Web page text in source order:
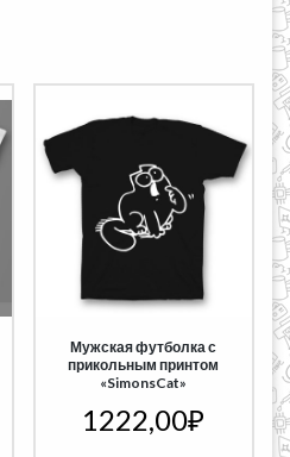
Мужская футболка с
прикольным принтом
«SimonsCat»
1222,00₽